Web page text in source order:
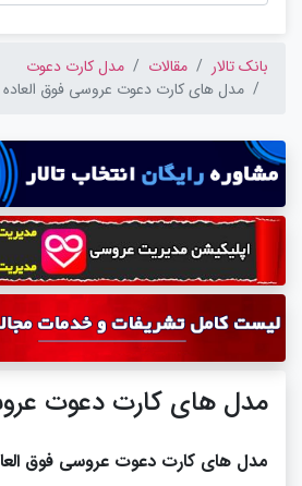
بانک تالار مقالات
مدل کارت دعوت
مدل های کارت دعوت عروسی فوق العاده
مدل های کارت دعوت
مدل های کارت دعوت عروسی فوق